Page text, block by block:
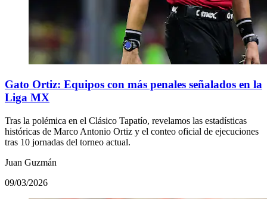
Gato Ortiz: Equipos con más penales señalados en la
Liga MX
Tras la polémica en el Clásico Tapatío, revelamos las estadísticas
históricas de Marco Antonio Ortiz y el conteo oficial de ejecuciones
tras 10 jornadas del torneo actual.
Juan Guzmán
09/03/2026